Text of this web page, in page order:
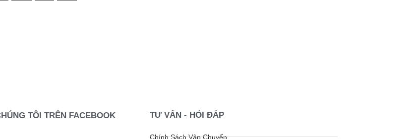
TÔI TRÊN FACEBOOK TƯ VẤN - HỎI ĐÁP
Chính Sách Vận Chuyển